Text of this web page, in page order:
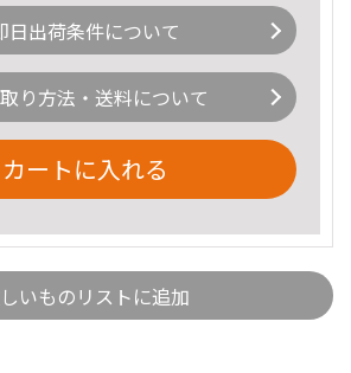
日出荷条件について
り方法・送料について
カートに入れる
いものリストに追加